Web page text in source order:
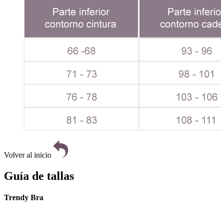
Volver al inicio
Guía de tallas
Trendy Bra